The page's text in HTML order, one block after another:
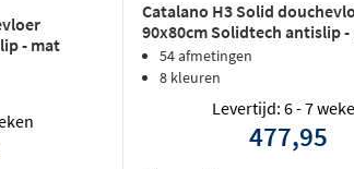
- mat
Catalano H3 Solid
90x80cm Solidtech antislip
54 afmetingen
8 kleuren
Levertijd: 6 - 7
477,95